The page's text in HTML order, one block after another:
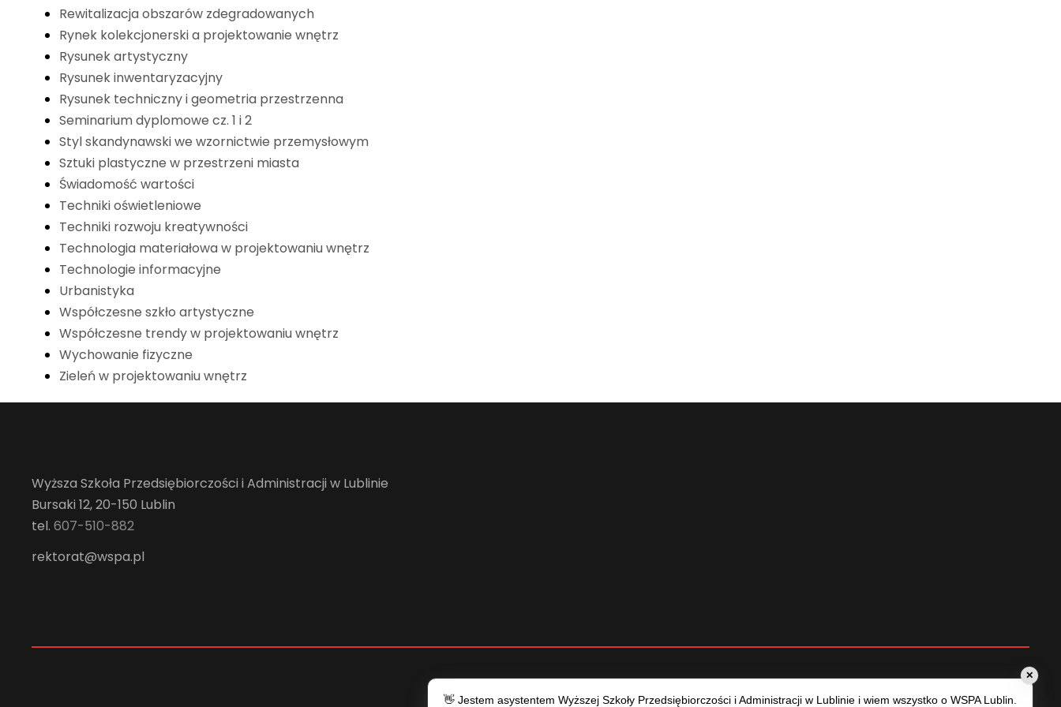
Rewitalizacja obszarów zdegradowanych
Rynek kolekcjonerski a projektowanie wnętrz
Rysunek artystyczny
Rysunek inwentaryzacyjny
Rysunek techniczny i geometria przestrzenna
Seminarium dyplomowe cz. 1 i 2
Styl skandynawski we wzornictwie przemysłowym
Sztuki plastyczne w przestrzeni miasta
Świadomość wartości
Techniki oświetleniowe
Techniki rozwoju kreatywności
Technologia materiałowa w projektowaniu wnętrz
Technologie informacyjne
Urbanistyka
Współczesne szkło artystyczne
Współczesne trendy w projektowaniu wnętrz
Wychowanie fizyczne
Zieleń w projektowaniu wnętrz
Wyższa Szkoła Przedsiębiorczości i Administracji w Lublinie
Bursaki 12, 20-150 Lublin
tel. 607-510-882
rektorat@wspa.pl
✕
👋 Jestem asystentem Wyższej Szkoły Przedsiębiorczości i Administracji w Lublinie i wiem wszystko o WSPA Lublin.